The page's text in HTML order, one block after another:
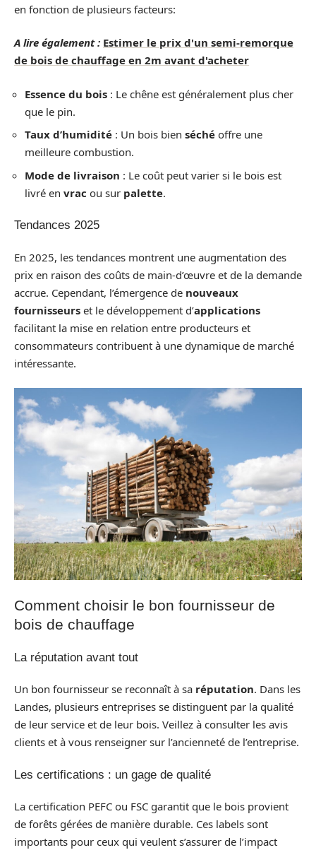
en fonction de plusieurs facteurs:
A lire également : Estimer le prix d'un semi-remorque
de bois de chauffage en 2m avant d'acheter
Essence du bois : Le chêne est généralement plus cher
que le pin.
Taux d’humidité : Un bois bien séché offre une
meilleure combustion.
Mode de livraison : Le coût peut varier si le bois est
livré en vrac ou sur palette.
Tendances 2025
En 2025, les tendances montrent une augmentation des
prix en raison des coûts de main-d’œuvre et de la demande
accrue. Cependant, l’émergence de nouveaux
fournisseurs et le développement d’applications
facilitant la mise en relation entre producteurs et
consommateurs contribuent à une dynamique de marché
intéressante.
Comment choisir le bon fournisseur de
bois de chauffage
La réputation avant tout
Un bon fournisseur se reconnaît à sa réputation. Dans les
Landes, plusieurs entreprises se distinguent par la qualité
de leur service et de leur bois. Veillez à consulter les avis
clients et à vous renseigner sur l’ancienneté de l’entreprise.
Les certifications : un gage de qualité
La certification PEFC ou FSC garantit que le bois provient
de forêts gérées de manière durable. Ces labels sont
importants pour ceux qui veulent s’assurer de l’impact